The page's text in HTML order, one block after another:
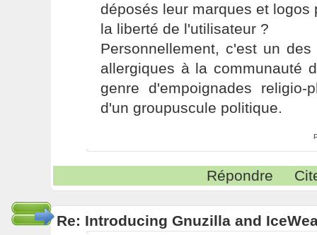
déposés leur marques et logos
la liberté de l'utilisateur ?
Personnellement, c'est un
allergiques à la communauté
genre d'empoignades religio-
d'un groupuscule politique.
Répondre
Re: Introducing Gnuzilla and